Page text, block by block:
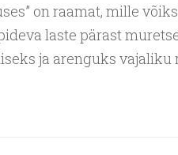
on raamat, mille
laste pärast
ja arenguks vajaliku